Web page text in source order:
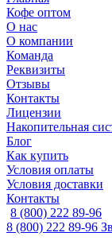
Кофе оптом
О нас
О компании
Команда
Реквизиты
Отзывы
Контакты
Лицензии
Накопительная
Блог
Как купить
Условия оплаты
Условия доставки
Контакты
8 (800) 222 89-96
8 (800) 222 89-96